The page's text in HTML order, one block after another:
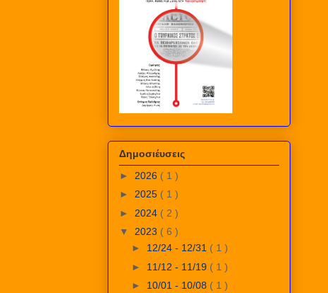
Δημοσιέυσεις
► 2026 ( 1 )
► 2025 ( 1 )
► 2024 ( 2 )
▼ 2023 ( 6 )
► 12/24 - 12/31 ( 1 )
► 11/12 - 11/19 ( 1 )
► 10/01 - 10/08 ( 1 )